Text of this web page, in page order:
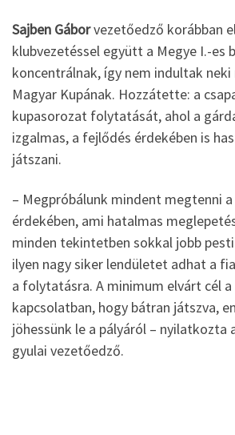
Sajben Gáborvezetőedző korábban
klubvezetéssel együtt a Megye I.-es
koncentrálnak, így nem indultak
Magyar Kupának. Hozzátette: a
kupasorozat folytatását, ahol a
izgalmas, a fejlődés érdekében is
játszani.
– Megpróbálunk mindent megtenni
érdekében, ami hatalmas
minden tekintetben sokkal jobb
ilyen nagy siker lendületet adhat a
a folytatásra. A minimum elvárt cél
kapcsolatban, hogy bátran játszva,
jöhessünk le a pályáról – nyilatkozta
gyulai vezetőedző.